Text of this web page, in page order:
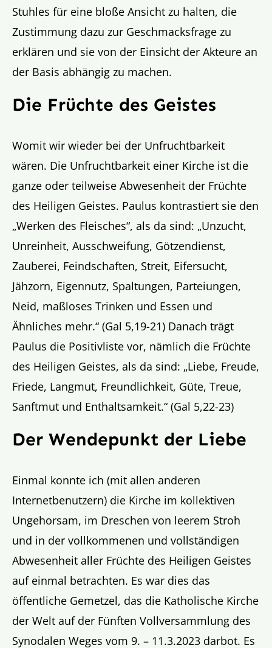
Stuhles für eine bloße Ansicht zu halten, die
Zustimmung dazu zur Geschmacksfrage zu
erklären und sie von der Einsicht der Akteure an
der Basis abhängig zu machen.
Die Früchte des Geistes
Womit wir wieder bei der Unfruchtbarkeit
wären. Die Unfruchtbarkeit einer Kirche ist die
ganze oder teilweise Abwesenheit der Früchte
des Heiligen Geistes. Paulus kontrastiert sie den
„Werken des Fleisches“, als da sind: „Unzucht,
Unreinheit, Ausschweifung, Götzendienst,
Zauberei, Feindschaften, Streit, Eifersucht,
Jähzorn, Eigennutz, Spaltungen, Parteiungen,
Neid, maßloses Trinken und Essen und
Ähnliches mehr.“ (Gal 5,19-21) Danach trägt
Paulus die Positivliste vor, nämlich die Früchte
des Heiligen Geistes, als da sind: „Liebe, Freude,
Friede, Langmut, Freundlichkeit, Güte, Treue,
Sanftmut und Enthaltsamkeit.“ (Gal 5,22-23)
Der Wendepunkt der Liebe
Einmal konnte ich (mit allen anderen
Internetbenutzern) die Kirche im kollektiven
Ungehorsam, im Dreschen von leerem Stroh
und in der vollkommenen und vollständigen
Abwesenheit aller Früchte des Heiligen Geistes
auf einmal betrachten. Es war dies das
öffentliche Gemetzel, das die Katholische Kirche
der Welt auf der Fünften Vollversammlung des
Synodalen Weges vom 9. – 11.3.2023 darbot. Es